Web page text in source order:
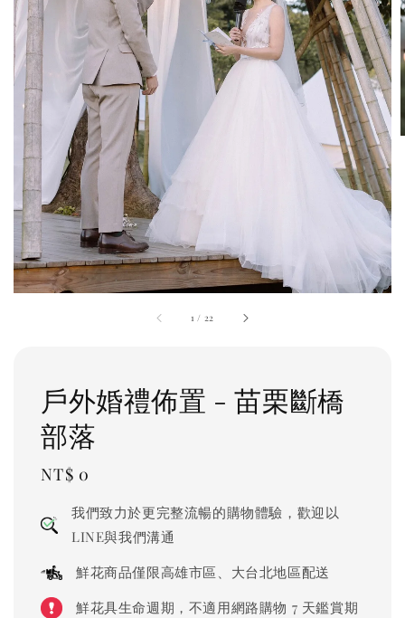
1 / 22
戶外婚禮佈置 - 苗栗斷橋
部落
Regular
NT$ 0
我們致力於更完整流暢的購物體驗，歡迎以
LINE與我們溝通
鮮花商品僅限高雄市區、大台北地區配送
鮮花具生命週期，不適用網路購物 7 天鑑賞期